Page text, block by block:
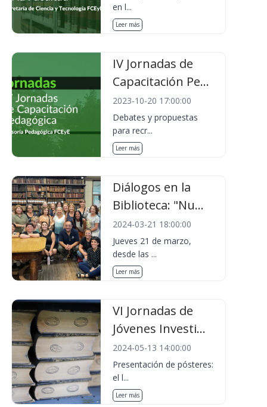
en l...
Leer más
IV Jornadas de
Capacitación Pe...
2023-10-20 17:00:00
Debates y propuestas
para recr...
Leer más
Diálogos en la
Biblioteca: "Nu...
2024-03-21 18:00:00
Jueves 21 de marzo,
desde las ...
Leer más
VI Jornadas de
Jóvenes Investi...
2024-05-13 14:00:00
Presentación de pósteres:
el l...
Leer más